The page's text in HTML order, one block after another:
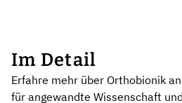
Im Detail
Erfahre mehr über Orthobionik
für angewandte Wissenschaft